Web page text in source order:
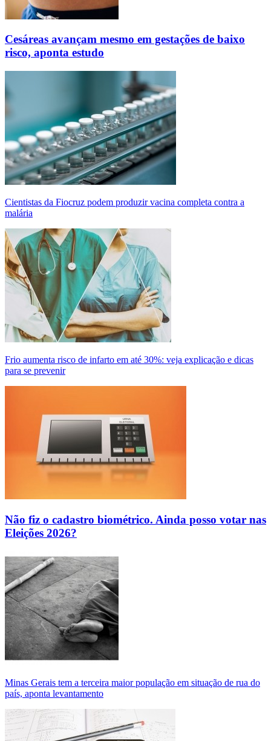
Cesáreas avançam mesmo em gestações de baixo
risco, aponta estudo
Cientistas da Fiocruz podem produzir vacina completa contra a
malária
Frio aumenta risco de infarto em até 30%: veja explicação e dicas
para se prevenir
Não fiz o cadastro biométrico. Ainda posso votar nas
Eleições 2026?
Minas Gerais tem a terceira maior população em situação de rua do
país, aponta levantamento